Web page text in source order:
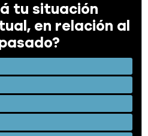
tu situación
en relación al